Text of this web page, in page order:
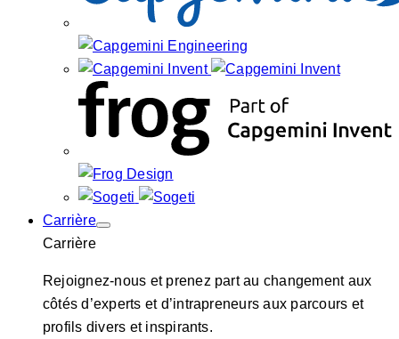
Carrière
Carrière
Rejoignez-nous et prenez part au changement aux
côtés d’experts et d’intrapreneurs aux parcours et
profils divers et inspirants.